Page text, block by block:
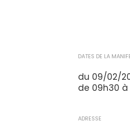
DATES DE LA
du 09/02/
de 09h30 à
ADRESSE